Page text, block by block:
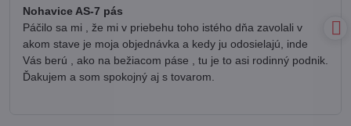
Nohavice AS-7 pás
Páčilo sa mi , že mi v priebehu toho istého dňa zavolali v
akom stave je moja objednávka a kedy ju odosielajú, inde
Vás berú , ako na bežiacom páse , tu je to asi rodinný podnik.
Ďakujem a som spokojný aj s tovarom.